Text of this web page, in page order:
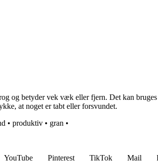
og betyder vek væk eller fjern. Det kan
at noget er tabt eller forsvundet.
• produktiv • gran •
YouTube Pinterest TikTok Mail